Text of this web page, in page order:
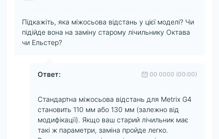
Підкажіть, яка міжосьова відстань у цієї моделі? Чи
підійде вона на заміну старому лічильнику Октава
чи Ельстер?
Ответ: 00 0000 (00:00)
Стандартна міжосьова відстань для Metrix G4
становить 110 мм або 130 мм (залежно від
модифікації). Якщо ваш старий лічильник має
такі ж параметри, заміна пройде легко.